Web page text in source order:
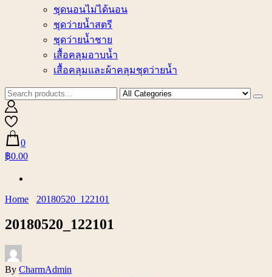
ชุดนอนไม่ได้นอน
ชุดว่ายน้ำสตรี
ชุดว่ายน้ำชาย
เสื้อคลุมอาบน้ำ
เสื้อคลุมและผ้าคลุมชุดว่ายน้ำ
0
฿0.00
Home 20180520_122101
20180520_122101
By CharmAdmin